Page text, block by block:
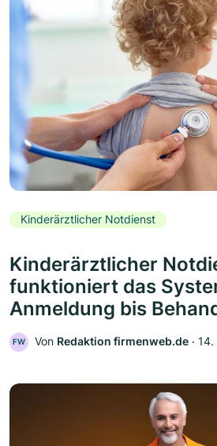
Kinderärztlicher Notdienst
Kinderärztlicher
funktioniert das
Anmeldung bis
FW Von Redaktion firmenweb.de ‧